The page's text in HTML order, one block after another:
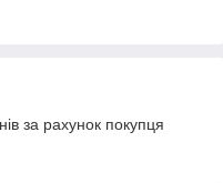
за рахунок покупця